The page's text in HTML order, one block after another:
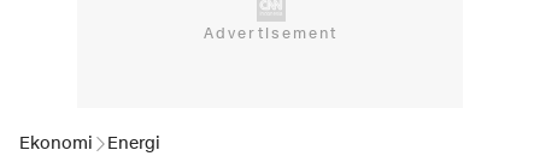
Ekonomi Energi